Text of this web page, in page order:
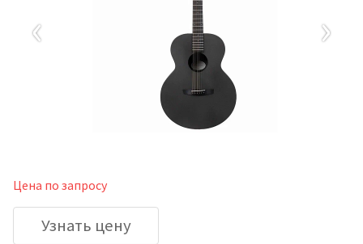
‹ ›
Цена по запросу
Узнать цену